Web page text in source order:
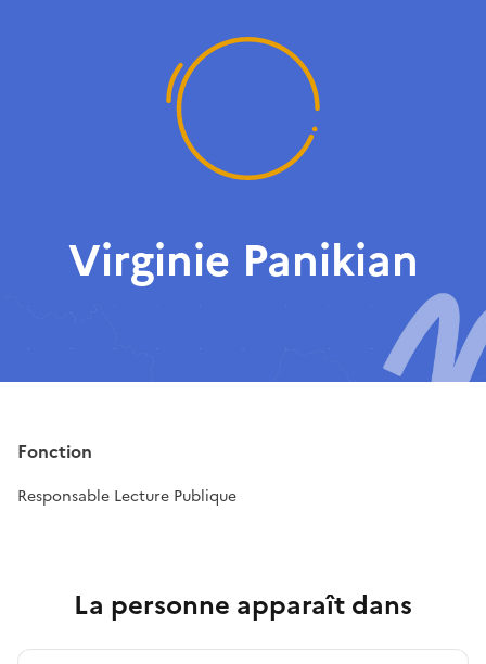
Virginie Panikian
Fonction
Responsable Lecture Publique
La personne apparaît dans